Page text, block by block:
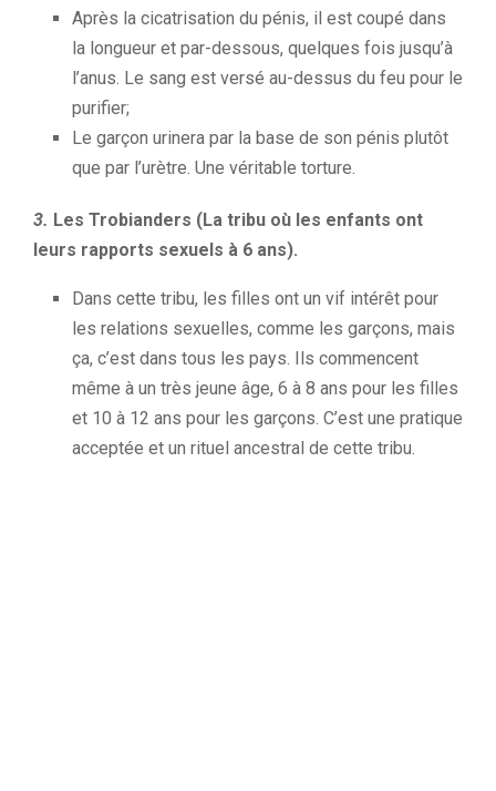
Après la cicatrisation du pénis, il est coupé dans
la longueur et par-dessous, quelques fois jusqu’à
l’anus. Le sang est versé au-dessus du feu pour le
purifier;
Le garçon urinera par la base de son pénis plutôt
que par l’urètre. Une véritable torture.
3. Les Trobianders (La tribu où les enfants ont
leurs rapports sexuels à 6 ans).
Dans cette tribu, les filles ont un vif intérêt pour
les relations sexuelles, comme les garçons, mais
ça, c’est dans tous les pays. Ils commencent
même à un très jeune âge, 6 à 8 ans pour les filles
et 10 à 12 ans pour les garçons. C’est une pratique
acceptée et un rituel ancestral de cette tribu.